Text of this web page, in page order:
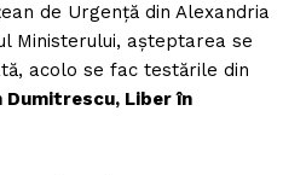
de Urgență din Alexandria
Ministerului, așteptarea se
acolo se fac testările din
Dumitrescu, Liber în